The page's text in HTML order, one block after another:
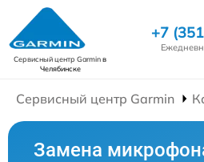
Сервисный центр Garminв
Челябинске
+7
Сервисный центр Garmin
Замена